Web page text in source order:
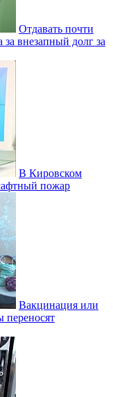
Отдавать почти
внезапный долг за
В Кировском
пожар
Вакцинация или
переносят